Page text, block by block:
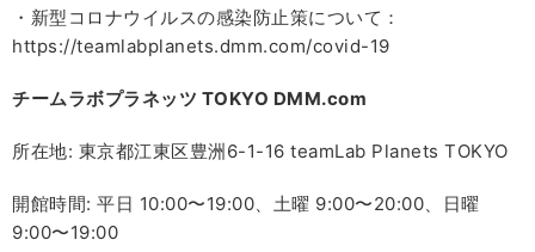
・新型コロナウイルスの感染防止策について：
https://teamlabplanets.dmm.com/covid-19
チームラボプラネッツ TOKYO DMM.com
所在地: 東京都江東区豊洲6-1-16 teamLab Planets TOKYO
開館時間: 平日 10:00〜19:00、土曜 9:00〜20:00、日曜
9:00〜19:00